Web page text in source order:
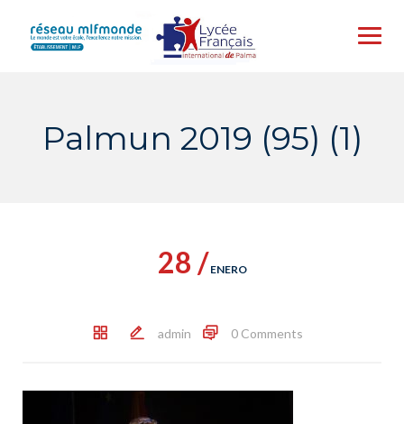
content
Palmun 2019 (95) (1)
28 / ENERO
admin 0 Comments